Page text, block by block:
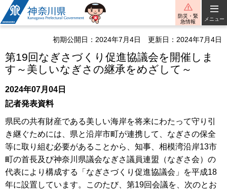
神奈川県
防災・緊
急情報
メニュー
初期公開日：2024年7月4日 更新日：2024年7月4日
第19回なぎさづくり促進協議会を開催しま
す～美しいなぎさの継承をめざして～
2024年07月04日
記者発表資料
県民の共有財産である美しい海岸を将来にわたって守り引
き継ぐためには、県と沿岸市町が連携して、なぎさの保全
等に取り組む必要があることから、知事、相模湾沿岸13市
町の首長及び神奈川県議会なぎさ議員連盟（なぎさ会）の
代表により構成する「なぎさづくり促進協議会」を平成18
年に設置しています。このたび、第19回会議を、次のとお